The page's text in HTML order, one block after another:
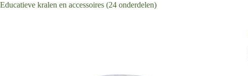
Educatieve kralen en accessoires (24 onderdelen)